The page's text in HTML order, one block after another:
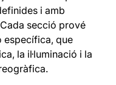
i amb
secció prové
específica, que
la il·luminació i la